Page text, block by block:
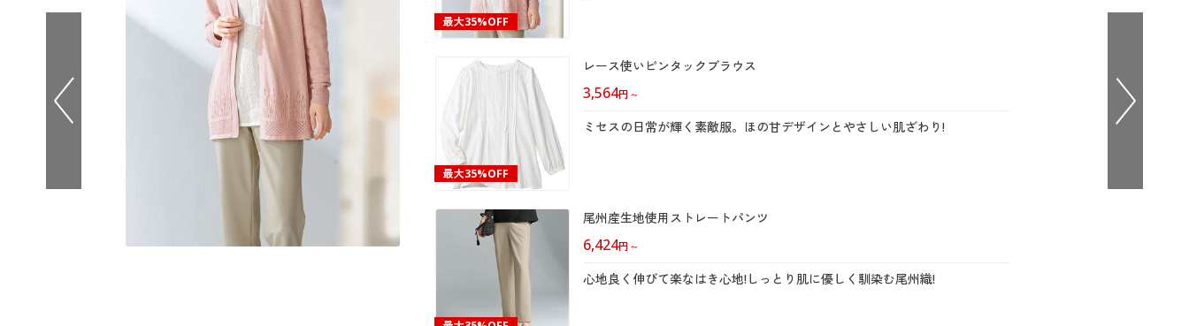
最大35%OFF
レース使いピンタックブラウス
最大35%OFF
3,564円～
ミセスの日常が輝く素敵服。ほの甘デザインとやさしい肌ざわり!
尾州産生地使用ストレートパンツ
6,424円～
心地良く伸びて楽なはき心地!しっとり肌に優しく馴染む尾州織!